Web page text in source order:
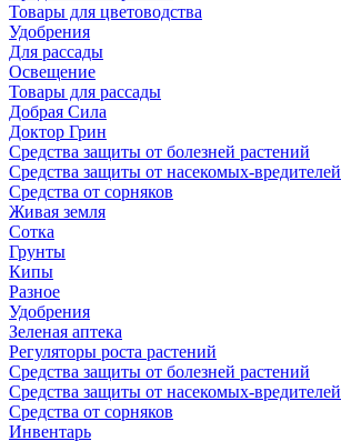
Товары для цветоводства
Удобрения
Для рассады
Освещение
Товары для рассады
Добрая Сила
Доктор Грин
Средства защиты от болезней растений
Средства защиты от насекомых-вредителей
Средства от сорняков
Живая земля
Сотка
Грунты
Кипы
Разное
Удобрения
Зеленая аптека
Регуляторы роста растений
Средства защиты от болезней растений
Средства защиты от насекомых-вредителей
Средства от сорняков
Инвентарь